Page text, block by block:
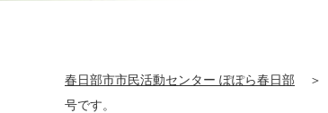
春日部市市民活動センター ぽぽら春日部 ＞
号です。